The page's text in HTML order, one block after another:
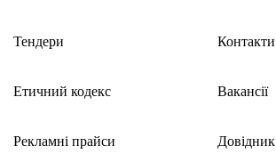
Тендери
Етичний кодекс
Рекламні прайси
Контакти
Вакансії
Довідник